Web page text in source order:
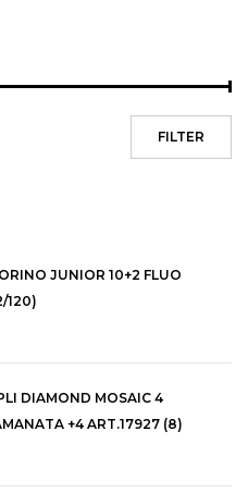
FILTER
JUNIOR 10+2 FLUO
120)
DIAMOND MOSAIC 4
+4 ART.17927 (8)